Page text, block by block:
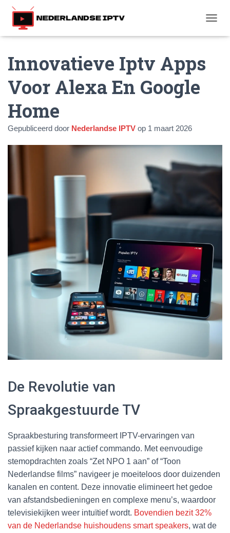
O
Innovatieve Iptv Apps
Voor Alexa En Google
Home
Gepubliceerd door Nederlandse IPTV op 1 maart 2026
De Revolutie van
Spraakgestuurde TV
Spraakbesturing transformeert IPTV-ervaringen van
passief kijken naar actief commando. Met eenvoudige
stemopdrachten zoals “Zet NPO 1 aan” of “Toon
Nederlandse films” navigeer je moeiteloos door duizenden
kanalen en content. Deze innovatie elimineert het gedoe
van afstandsbedieningen en complexe menu’s, waardoor
televisiekijken weer intuïtief wordt. Bovendien bezit 32%
van de Nederlandse huishoudens smart speakers, wat de